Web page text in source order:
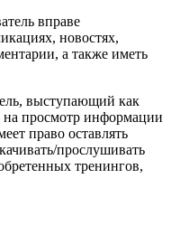
вправе
новостях,
а также иметь
выступающий как
на просмотр информации
право оставлять
прослушивать
тренингов,